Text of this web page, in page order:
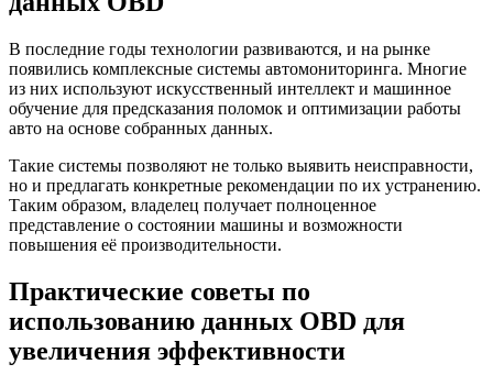
В последние годы технологии развиваются, и на рынке
появились комплексные системы автомониторинга. Многие
из них используют искусственный интеллект и машинное
обучение для предсказания поломок и оптимизации работы
авто на основе собранных данных.
Такие системы позволяют не только выявить неисправности,
но и предлагать конкретные рекомендации по их устранению.
Таким образом, владелец получает полноценное
представление о состоянии машины и возможности
повышения её производительности.
Практические советы по
использованию данных OBD для
увеличения эффективности